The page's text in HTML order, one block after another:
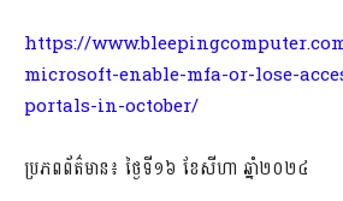
https://
microsoft-enable-mfa-or-lose-
portals-in-october/
ប្រភពព័ត៌មាន៖ ថ្ងៃទី១៦ ខែសីហា ឆ្នាំ២០២៤